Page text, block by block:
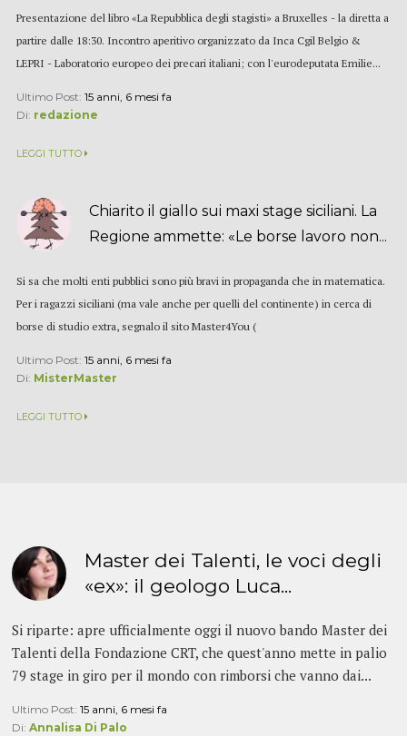
Presentazione del libro «La Repubblica degli stagisti» a Bruxelles - la diretta a
partire dalle 18:30. Incontro aperitivo organizzato da Inca Cgil Belgio &
LEPRI - Laboratorio europeo dei precari italiani; con l'eurodeputata Emilie...
Ultimo Post: 15 anni, 6 mesi fa
Di: redazione
LEGGI TUTTO
Chiarito il giallo sui maxi stage siciliani. La
Regione ammette: «Le borse lavoro non...
Si sa che molti enti pubblici sono più bravi in propaganda che in matematica.
Per i ragazzi siciliani (ma vale anche per quelli del continente) in cerca di
borse di studio extra, segnalo il sito Master4You (
Ultimo Post: 15 anni, 6 mesi fa
Di: MisterMaster
LEGGI TUTTO
Master dei Talenti, le voci degli
«ex»: il geologo Luca...
Si riparte: apre ufficialmente oggi il nuovo bando Master dei
Talenti della Fondazione CRT, che quest'anno mette in palio
79 stage in giro per il mondo con rimborsi che vanno dai...
Ultimo Post:15 anni, 6 mesi fa
Di:Annalisa Di Palo